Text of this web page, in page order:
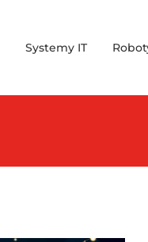
Systemy IT